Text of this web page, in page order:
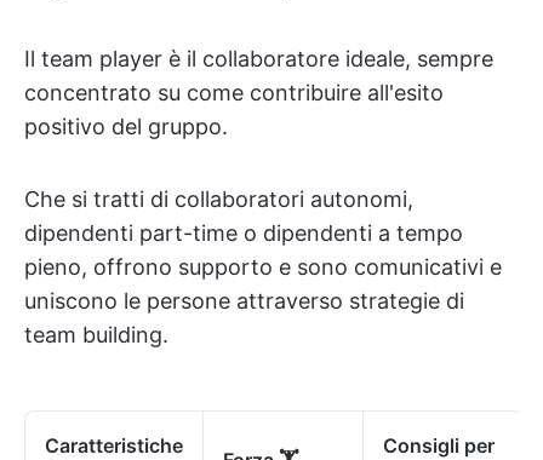
Il team player è il collaboratore ideale, sempre
concentrato su come contribuire all'esito
positivo del gruppo.
Che si tratti di collaboratori autonomi,
dipendenti part-time o dipendenti a tempo
pieno, offrono supporto e sono comunicativi e
uniscono le persone attraverso strategie di
team building.
Caratteristiche
Consigli per